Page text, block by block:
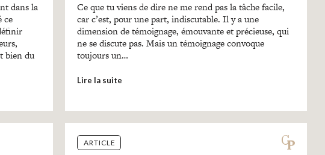
dans la
ce
bien du
ARTICLE
Ce que tu viens de dire ne me rend pas la tâche facile,
car c’est, pour une part, indiscutable. Il y a une
dimension de témoignage, émouvante et précieuse, qui
ne se discute pas. Mais un témoignage convoque
toujours un…
Lire la suite